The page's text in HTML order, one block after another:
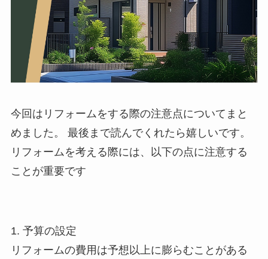
今回はリフォームをする際の注意点についてまと
めました。 最後まで読んでくれたら嬉しいです。
リフォームを考える際には、以下の点に注意する
ことが重要です
1. 予算の設定
リフォームの費用は予想以上に膨らむことがある